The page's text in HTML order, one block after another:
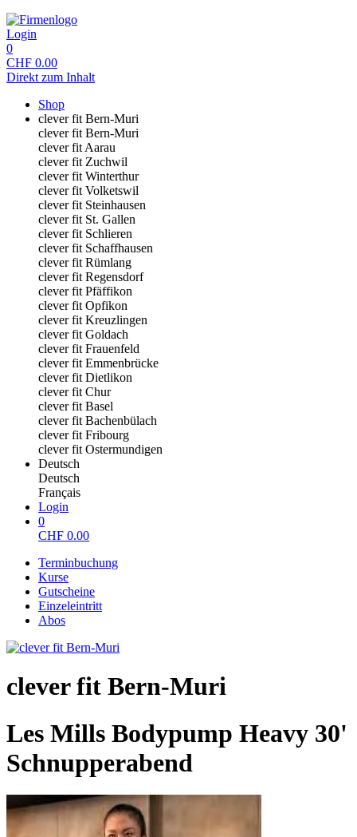
Login
0
CHF 0.00
Direkt zum Inhalt
Shop
clever fit Bern-Muri
clever fit Bern-Muri
clever fit Aarau
clever fit Zuchwil
clever fit Winterthur
clever fit Volketswil
clever fit Steinhausen
clever fit St. Gallen
clever fit Schlieren
clever fit Schaffhausen
clever fit Rümlang
clever fit Regensdorf
clever fit Pfäffikon
clever fit Opfikon
clever fit Kreuzlingen
clever fit Goldach
clever fit Frauenfeld
clever fit Emmenbrücke
clever fit Dietlikon
clever fit Chur
clever fit Basel
clever fit Bachenbülach
clever fit Fribourg
clever fit Ostermundigen
Deutsch
Deutsch
Français
Login
0
CHF 0.00
Terminbuchung
Kurse
Gutscheine
Einzeleintritt
Abos
clever fit Bern-Muri
Les Mills Bodypump Heavy 30'
Schnupperabend